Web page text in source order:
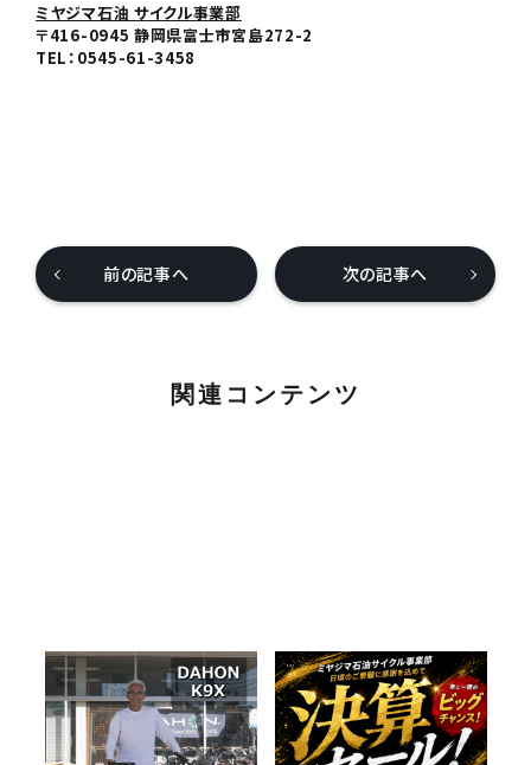
ミヤジマ石油 サイクル事業部
〒416-0945 静岡県富士市宮島272-2
TEL：0545-61-3458
前の記事へ 次の記事へ
関連コンテンツ
大人気のDAHON K9X を納
車しました！
2026.08.07
年に一度のビッグチャン
ス！ 決算セール開催中で
す。
2026.07.31